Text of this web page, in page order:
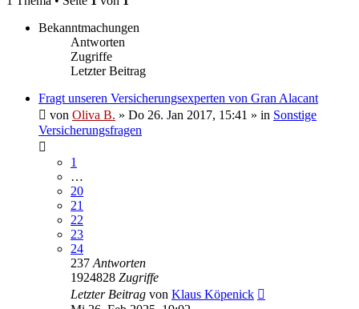
Bekanntmachungen
Antworten
Zugriffe
Letzter Beitrag
Fragt unseren Versicherungsexperten von Gran Alacant
von Oliva B. » Do 26. Jan 2017, 15:41 » in Sonstige
Versicherungsfragen
1
…
20
21
22
23
24
237 Antworten
1924828 Zugriffe
Letzter Beitrag von Klaus Köpenick